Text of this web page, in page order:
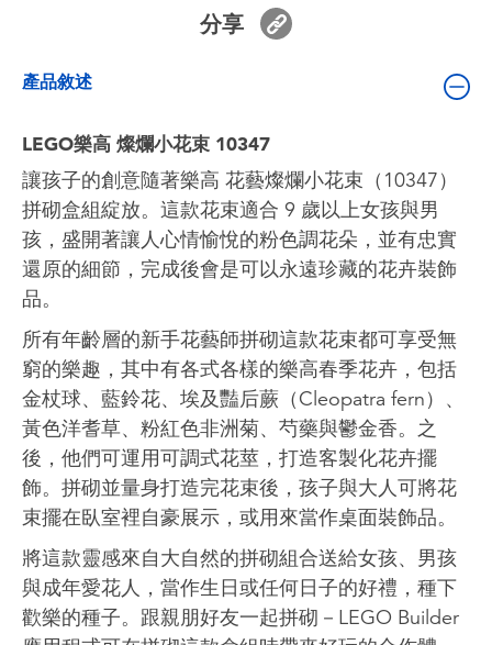
電池
任天堂 Switch
盲盒
角色收藏
生活雜貨
分享
產品敘述
LEGO樂高 燦爛小花束 10347
讓孩子的創意隨著樂高 花藝燦爛小花束（10347）
拼砌盒組綻放。這款花束適合 9 歲以上女孩與男
孩，盛開著讓人心情愉悅的粉色調花朵，並有忠實
還原的細節，完成後會是可以永遠珍藏的花卉裝飾
品。
所有年齡層的新手花藝師拼砌這款花束都可享受無
窮的樂趣，其中有各式各樣的樂高春季花卉，包括
金杖球、藍鈴花、埃及豔后蕨（Cleopatra fern）、
黃色洋耆草、粉紅色非洲菊、芍藥與鬱金香。之
後，他們可運用可調式花莖，打造客製化花卉擺
飾。拼砌並量身打造完花束後，孩子與大人可將花
束擺在臥室裡自豪展示，或用來當作桌面裝飾品。
將這款靈感來自大自然的拼砌組合送給女孩、男孩
與成年愛花人，當作生日或任何日子的好禮，種下
歡樂的種子。跟親朋好友一起拼砌－LEGO Builder